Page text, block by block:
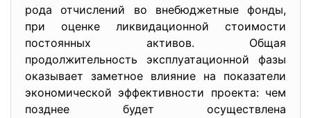
рода отчислений во внебюджетные фонды,
при оценке ликвидационной стоимости
постоянных активов. Общая
продолжительность эксплуатационной фазы
оказывает заметное влияние на показатели
экономической эффективности проекта: чем
позднее будет осуществлена